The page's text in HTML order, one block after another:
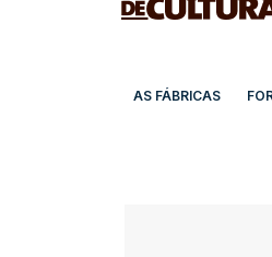
AS FÁBRICAS